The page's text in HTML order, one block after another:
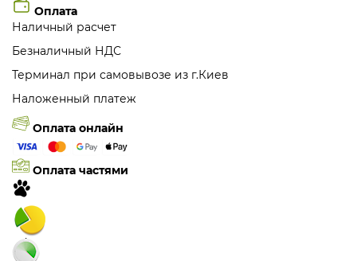
Оплата
Наличный расчет
Безналичный НДС
Терминал при самовывозе из г.Киев
Наложенный платеж
Оплата онлайн
Оплата частями